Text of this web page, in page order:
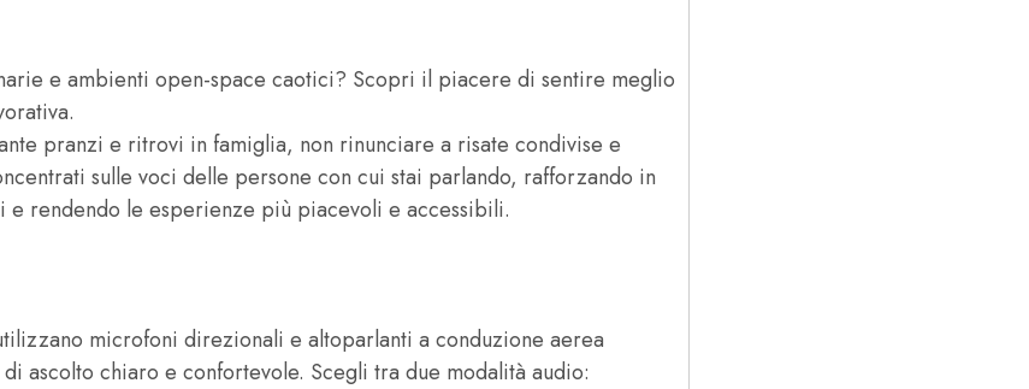
e ambienti open-space caotici? Scopri il piacere di sentire meglio
pranzi e ritrovi in famiglia, non rinunciare a risate condivise e
sulle voci delle persone con cui stai parlando, rafforzando in
e rendendo le esperienze più piacevoli e accessibili.
microfoni direzionali e altoparlanti a conduzione aerea
ascolto chiaro e confortevole. Scegli tra due modalità audio: